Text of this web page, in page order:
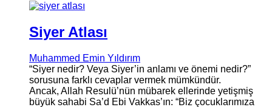
Siyer Atlası
Muhammed Emin Yıldırım
“Siyer nedir? Veya Siyer’in anlamı ve önemi nedir?”
sorusuna farklı cevaplar vermek mümkündür.
Ancak, Allah Resulü’nün mübarek ellerinde yetişmiş
büyük sahabi Sa’d Ebi Vakkas’ın: “Biz çocuklarımıza